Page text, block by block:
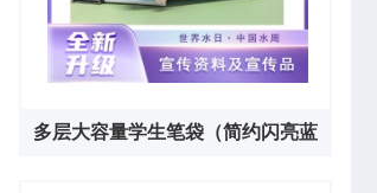
多层大容量学生笔袋（简约闪亮蓝